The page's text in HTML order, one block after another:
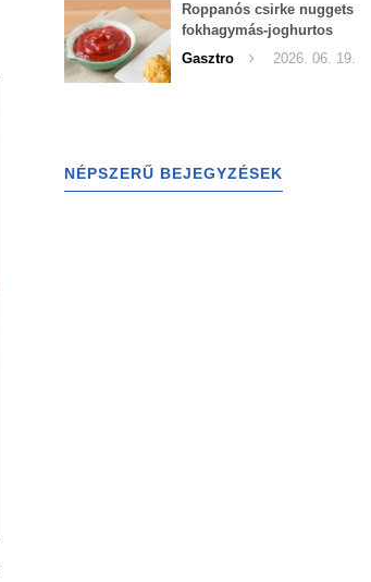
Roppanós csirke nuggets
fokhagymás-joghurtos
szósszal
Gasztro 2026. 06. 19.
NÉPSZERŰ BEJEGYZÉSEK